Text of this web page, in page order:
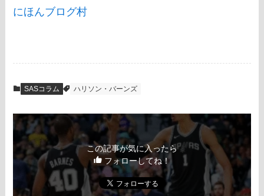
にほんブログ村
SASコラム ハリソン・バーンズ
この記事が気に入ったら
フォローしてね！